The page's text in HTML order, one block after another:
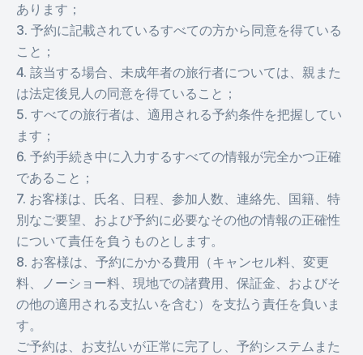
あります；
3. 予約に記載されているすべての方から同意を得ている
こと；
4. 該当する場合、未成年者の旅行者については、親また
は法定後見人の同意を得ていること；
5. すべての旅行者は、適用される予約条件を把握してい
ます；
6. 予約手続き中に入力するすべての情報が完全かつ正確
であること；
7. お客様は、氏名、日程、参加人数、連絡先、国籍、特
別なご要望、および予約に必要なその他の情報の正確性
について責任を負うものとします。
8. お客様は、予約にかかる費用（キャンセル料、変更
料、ノーショー料、現地での諸費用、保証金、およびそ
の他の適用される支払いを含む）を支払う責任を負いま
す。
ご予約は、お支払いが正常に完了し、予約システムまた